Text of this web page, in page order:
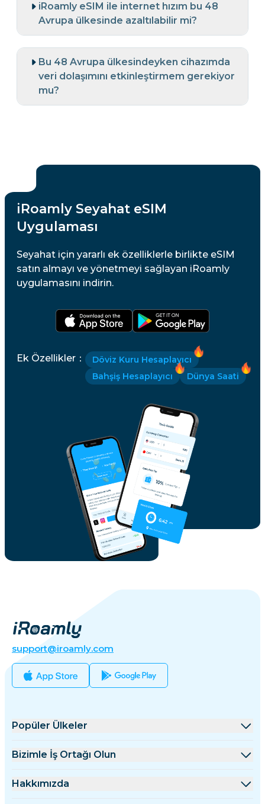
iRoamly eSIM ile internet hızım bu 48
Avrupa ülkesinde azaltılabilir mi?
Bu 48 Avrupa ülkesindeyken cihazımda
veri dolaşımını etkinleştirmem gerekiyor
mu?
iRoamly Seyahat eSIM
Uygulaması
Seyahat için yararlı ek özelliklerle birlikte eSIM
satın almayı ve yönetmeyi sağlayan iRoamly
uygulamasını indirin.
Ek Özellikler ：
Döviz Kuru Hesaplayıcı
Bahşiş Hesaplayıcı
Dünya Saati
support@iroamly.com
Popüler Ülkeler
Amerika Birleşik Devletleri
Bizimle İş Ortağı Olun
Toptan Satış Platformu
Hakkımızda